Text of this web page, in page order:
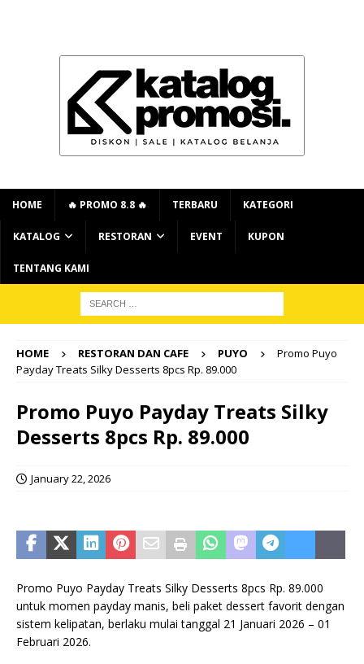
HOME 🔥 PROMO 8.8 🔥 TERBARU KATEGORI
KATALOG RESTORAN EVENT KUPON
TENTANG KAMI
HOME RESTORAN DAN CAFE PUYO
Promo Puyo
Payday Treats Silky Desserts 8pcs Rp. 89.000
Promo Puyo Payday Treats Silky
Desserts 8pcs Rp. 89.000
January 22, 2026
Promo Puyo Payday Treats Silky Desserts 8pcs Rp. 89.000
untuk momen payday manis, beli paket dessert favorit dengan
sistem kelipatan, berlaku mulai tanggal 21 Januari 2026 – 01
Februari 2026.